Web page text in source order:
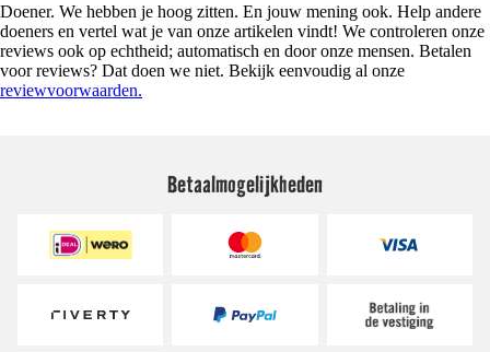
Doener. We hebben je hoog zitten. En jouw mening ook. Help andere
doeners en vertel wat je van onze artikelen vindt! We controleren onze
reviews ook op echtheid; automatisch en door onze mensen. Betalen
voor reviews? Dat doen we niet. Bekijk eenvoudig al onze
reviewvoorwaarden.
Betaalmogelijkheden